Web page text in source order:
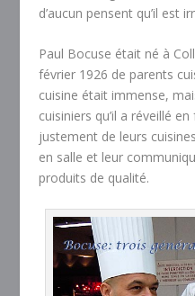
d’aucun pensent qu’il est
Paul Bocuse était né à
février 1926 de parents
cuisine était immense,
cuisiniers qu’il a réveillé
justement de leurs
en salle et leur
produits de qualité.